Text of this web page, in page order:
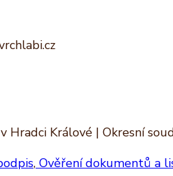
Hradci Králové | Okresní
, Ověření dokumentů a